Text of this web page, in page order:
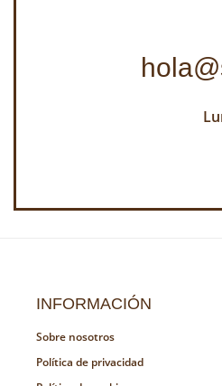
INFORMACIÓN
Sobre nosotros
Política de privacidad